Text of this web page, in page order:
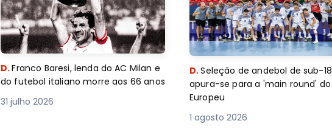
D.Franco Baresi, lenda do AC Milan e
do futebol italiano morre aos 66 anos
31 julho 2026
D.Seleção de andebol de sub-18
apura-se para a 'main round' do
Europeu
1 agosto 2026